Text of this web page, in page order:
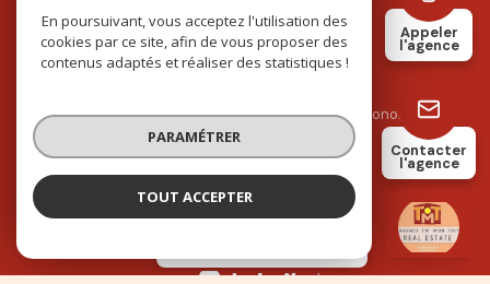
TOI MON TOIT IMMOBILIER
Appeler
l'agence
Contacter
l'agence
Nos partenaires Mentions légales Admin Nos honoraires
Politique RGPD Cookies
© 2026 | Tous droits réservés
En poursuivant, vous acceptez l'utilisation des
cookies par ce site, afin de vous proposer des
contenus adaptés et réaliser des statistiques !
PARAMÉTRER
TOUT ACCEPTER